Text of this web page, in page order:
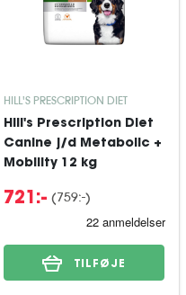
HILL'S PRESCRIPTION DIET
Hill's Prescription Diet
Canine j/d Metabolic +
Mobility 12 kg
721:- (759:-)
TILFØJE